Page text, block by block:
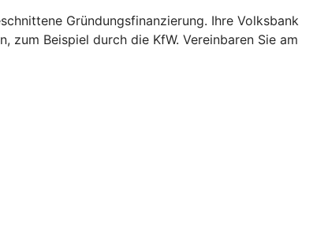
Gründungsfinanzierung. Ihre Volksbank
Beispiel durch die KfW. Vereinbaren Sie am